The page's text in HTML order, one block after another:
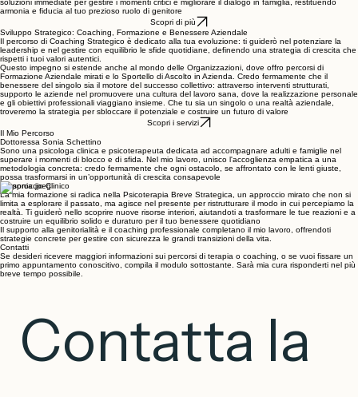
Supporto Genitoriale
Affronta le sfide educative con i tuoi figli con una marcia in più. Ti accompagnerò nel trovare
soluzioni immediate per gestire i momenti critici e migliorare il dialogo in famiglia, restituendo
armonia e fiducia al tuo prezioso ruolo di genitore
Scopri di più
Sviluppo Strategico: Coaching, Formazione e Benessere Aziendale
Il percorso di Coaching Strategico è dedicato alla tua evoluzione: ti guiderò nel potenziare la
leadership e nel gestire con equilibrio le sfide quotidiane, definendo una strategia di crescita che
rispetti i tuoi valori autentici.
Questo impegno si estende anche al mondo delle Organizzazioni, dove offro percorsi di
Formazione Aziendale mirati e lo Sportello di Ascolto in Azienda. Credo fermamente che il
benessere del singolo sia il motore del successo collettivo: attraverso interventi strutturati,
supporto le aziende nel promuovere una cultura del lavoro sana, dove la realizzazione personale
e gli obiettivi professionali viaggiano insieme. Che tu sia un singolo o una realtà aziendale,
troveremo la strategia per sbloccare il potenziale e costruire un futuro di valore
Il Mio Percorso
Dottoressa Sonia Schettino
Sono una psicologa clinica e psicoterapeuta dedicata ad accompagnare adulti e famiglie nel
superare i momenti di blocco e di sfida. Nel mio lavoro, unisco l'accoglienza empatica a una
metodologia concreta: credo fermamente che ogni ostacolo, se affrontato con le lenti giuste,
possa trasformarsi in un’opportunità di crescita consapevole
L'Approccio Clinico
La mia formazione si radica nella Psicoterapia Breve Strategica, un approccio mirato che non si
limita a esplorare il passato, ma agisce nel presente per ristrutturare il modo in cui percepiamo la
realtà. Ti guiderò nello scoprire nuove risorse interiori, aiutandoti a trasformare le tue reazioni e a
costruire un equilibrio solido e duraturo per il tuo benessere quotidiano
Il supporto alla genitorialità e il coaching professionale completano il mio lavoro, offrendoti
strategie concrete per gestire con sicurezza le grandi transizioni della vita.
Contatti
Se desideri ricevere maggiori informazioni sui percorsi di terapia o coaching, o se vuoi fissare un
Contatta la